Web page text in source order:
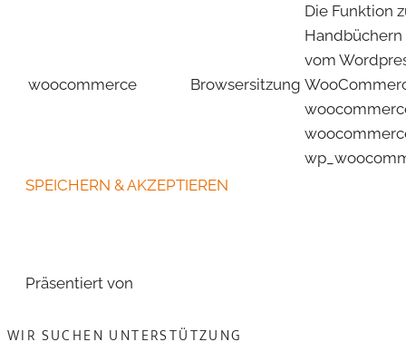
woocommerce Browsersitzung
Die Funktion
vom
SPEICHERN & AKZEPTIEREN
Präsentiert von
WIR SUCHEN UNTERSTÜTZUNG